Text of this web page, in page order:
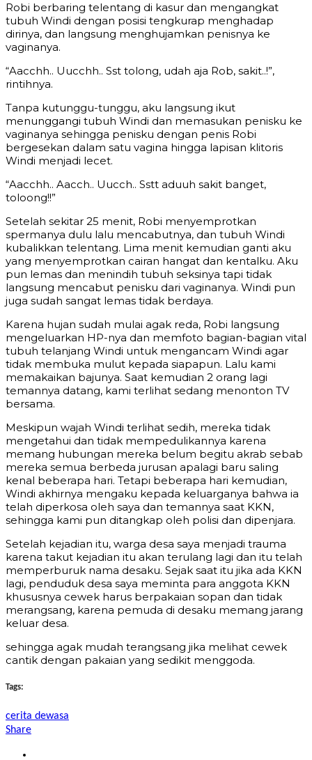
Robi berbaring telentang di kasur dan mengangkat
tubuh Windi dengan posisi tengkurap menghadap
dirinya, dan langsung menghujamkan penisnya ke
vaginanya.
“Aacchh.. Uucchh.. Sst tolong, udah aja Rob, sakit..!”,
rintihnya.
Tanpa kutunggu-tunggu, aku langsung ikut
menunggangi tubuh Windi dan memasukan penisku ke
vaginanya sehingga penisku dengan penis Robi
bergesekan dalam satu vagina hingga lapisan klitoris
Windi menjadi lecet.
“Aacchh.. Aacch.. Uucch.. Sstt aduuh sakit banget,
toloong!!”
Setelah sekitar 25 menit, Robi menyemprotkan
spermanya dulu lalu mencabutnya, dan tubuh Windi
kubalikkan telentang. Lima menit kemudian ganti aku
yang menyemprotkan cairan hangat dan kentalku. Aku
pun lemas dan menindih tubuh seksinya tapi tidak
langsung mencabut penisku dari vaginanya. Windi pun
juga sudah sangat lemas tidak berdaya.
Karena hujan sudah mulai agak reda, Robi langsung
mengeluarkan HP-nya dan memfoto bagian-bagian vital
tubuh telanjang Windi untuk mengancam Windi agar
tidak membuka mulut kepada siapapun. Lalu kami
memakaikan bajunya. Saat kemudian 2 orang lagi
temannya datang, kami terlihat sedang menonton TV
bersama.
Meskipun wajah Windi terlihat sedih, mereka tidak
mengetahui dan tidak mempedulikannya karena
memang hubungan mereka belum begitu akrab sebab
mereka semua berbeda jurusan apalagi baru saling
kenal beberapa hari. Tetapi beberapa hari kemudian,
Windi akhirnya mengaku kepada keluarganya bahwa ia
telah diperkosa oleh saya dan temannya saat KKN,
sehingga kami pun ditangkap oleh polisi dan dipenjara.
Setelah kejadian itu, warga desa saya menjadi trauma
karena takut kejadian itu akan terulang lagi dan itu telah
memperburuk nama desaku. Sejak saat itu jika ada KKN
lagi, penduduk desa saya meminta para anggota KKN
khususnya cewek harus berpakaian sopan dan tidak
merangsang, karena pemuda di desaku memang jarang
keluar desa.
sehingga agak mudah terangsang jika melihat cewek
cantik dengan pakaian yang sedikit menggoda.
Tags:
cerita dewasa
Share